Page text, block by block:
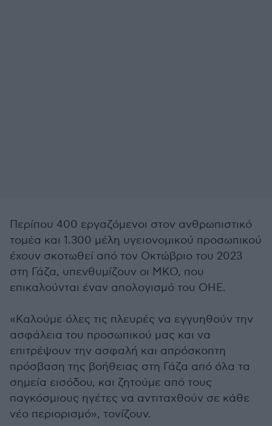
Περίπου 400 εργαζόμενοι στον ανθρωπιστικό
τομέα και 1.300 μέλη υγειονομικού προσωπικού
έχουν σκοτωθεί από τον Οκτώβριο του 2023
στη Γάζα, υπενθυμίζουν οι ΜΚΟ, που
επικαλούνται έναν απολογισμό του ΟΗΕ.
«Καλούμε όλες τις πλευρές να εγγυηθούν την
ασφάλεια του προσωπικού μας και να
επιτρέψουν την ασφαλή και απρόσκοπτη
πρόσβαση της βοήθειας στη Γάζα από όλα τα
σημεία εισόδου, και ζητούμε από τους
παγκόσμιους ηγέτες να αντιταχθούν σε κάθε
νέο περιορισμό», τονίζουν.